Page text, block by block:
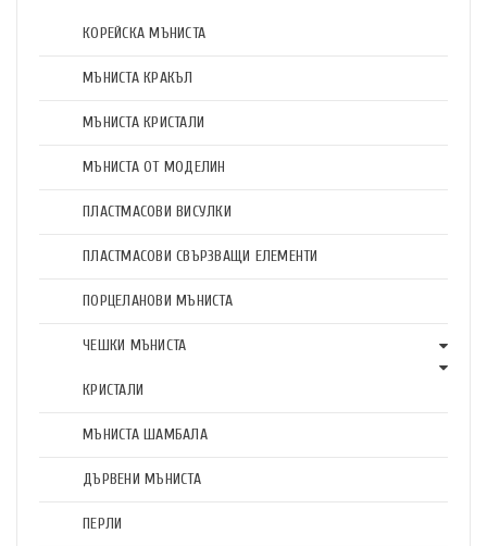
КОРЕЙСКА МЪНИСТА
МЪНИСТА КРАКЪЛ
МЪНИСТА КРИСТАЛИ
МЪНИСТА ОТ МОДЕЛИН
ПЛАСТМАСОВИ ВИСУЛКИ
ПЛАСТМАСОВИ СВЪРЗВАЩИ ЕЛЕМЕНТИ
ПОРЦЕЛАНОВИ МЪНИСТА
ЧЕШКИ МЪНИСТА
КРИСТАЛИ
МЪНИСТА ШАМБАЛА
ДЪРВЕНИ МЪНИСТА
ПЕРЛИ